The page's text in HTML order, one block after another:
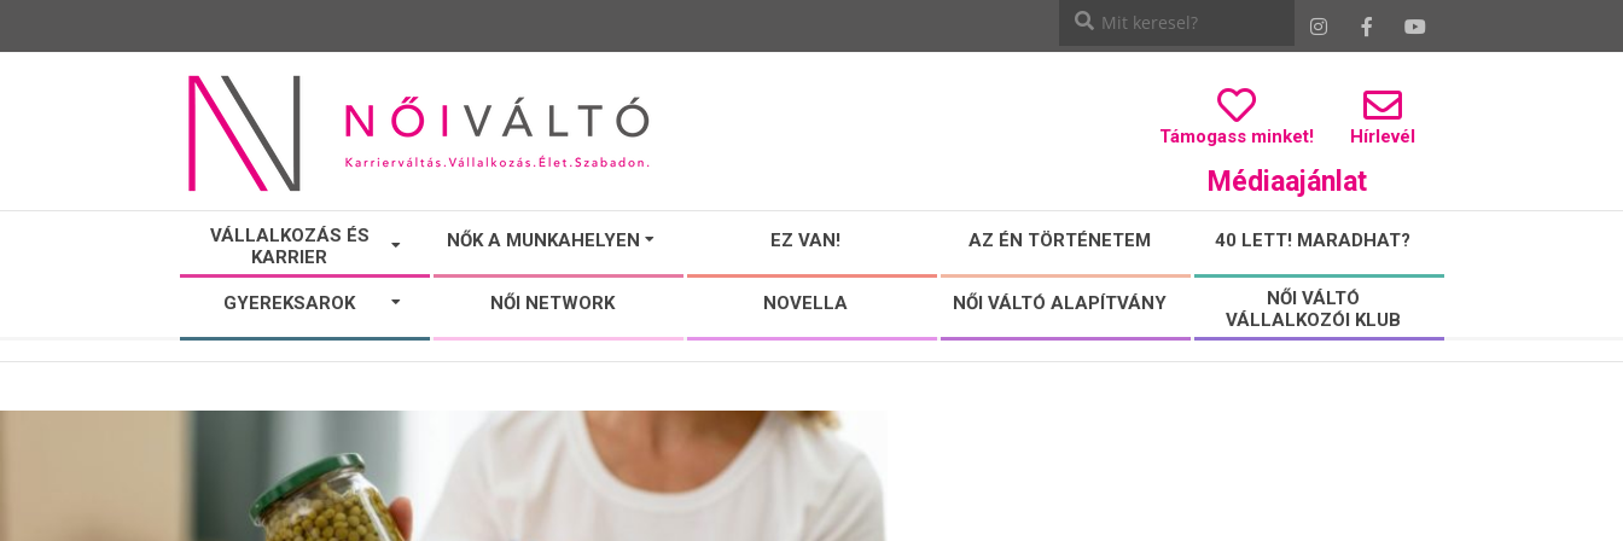
NŐI
VÁLTÓ
Támogass minket! Hírlevél
Médiaajánlat
VÁLLALKOZÁS ÉS
KARRIER
NŐK A MUNKAHELYEN EZ VAN! AZ ÉN TÖRTÉNETEM 40 LETT! MARADHAT?
GYEREKSAROK NŐI NETWORK NOVELLA NŐI VÁLTÓ ALAPÍTVÁNY
NŐI VÁLTÓ
VÁLLALKOZÓI KLUB